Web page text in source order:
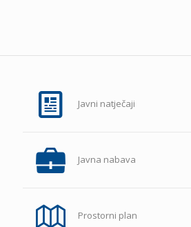
Javni natječaji
Javna nabava
Prostorni plan